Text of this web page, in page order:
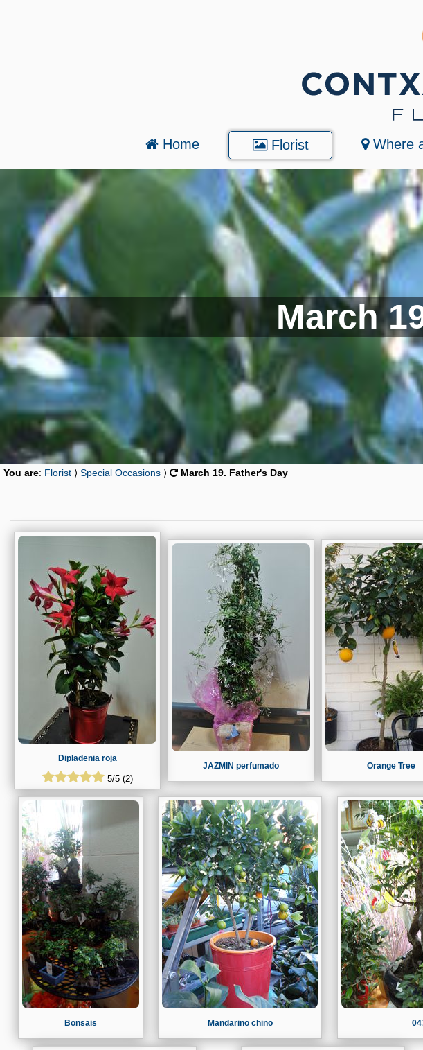
Home Florist Where
March
You are: Florist ⟩ Special Occasions ⟩ March 19. Father's Day
Dipladenia roja
5/5(2)
JAZMIN perfumado Orange Tree
Bonsais Mandarino chino